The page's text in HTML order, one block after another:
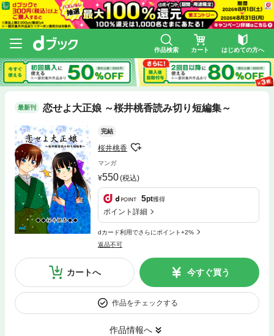
作品検索 カート はじめての方へ
最新刊 恋せよ大正娘 ～桜井桃香読み切り短編集～
完結
桜井桃香
マンガ
550(税込)
5pt獲得
ポイント詳細
dカード利用でさらにポイント+2%
返品不可
カートへ 今すぐ買う
作品をチェックする
作品情報へ